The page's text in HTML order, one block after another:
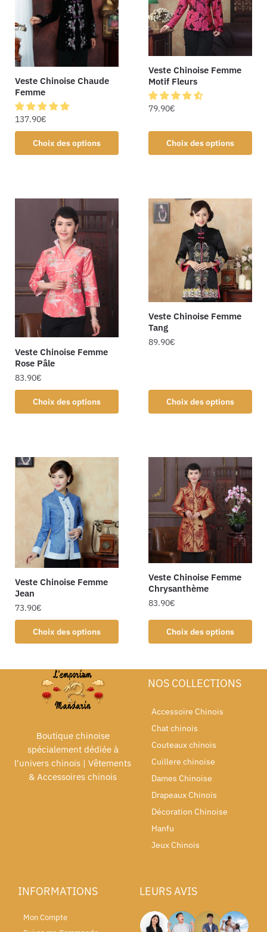
Veste Chinoise Chaude
Femme
137.90€
Choix des options
Veste Chinoise Femme
Motif Fleurs
79.90€
Choix des options
Veste Chinoise Femme
Rose Pâle
83.90€
Choix des options
Veste Chinoise Femme
Tang
89.90€
Choix des options
Veste Chinoise Femme
Jean
73.90€
Choix des options
Veste Chinoise Femme
Chrysanthème
83.90€
Choix des options
Boutique chinoise
spécialement dédiée à
l'univers chinois | Vêtements
& Accessoires chinois
NOS COLLECTIONS
Accessoire Chinois
Chat chinois
Couteaux chinois
Cuillere chinoise
Dames Chinoise
Drapeaux Chinois
Décoration Chinoise
Hanfu
Jeux Chinois
INFORMATIONS
Mon Compte
LEURS AVIS